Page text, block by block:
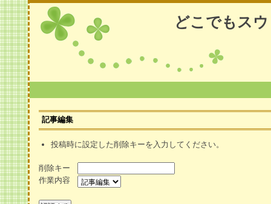
どこでもス
記事編集
投稿時に設定した削除キーを入力してください。
削除キー
作業内容